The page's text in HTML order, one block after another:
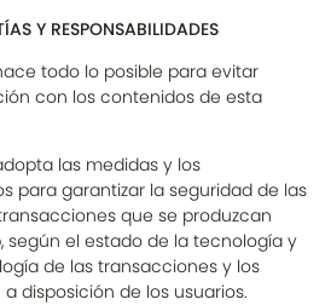
Y RESPONSABILIDADES
todo lo posible para evitar
con los contenidos de esta
las medidas y los
para garantizar la seguridad de las
que se produzcan
según el estado de la tecnología y
de las transacciones y los
disposición de los usuarios.